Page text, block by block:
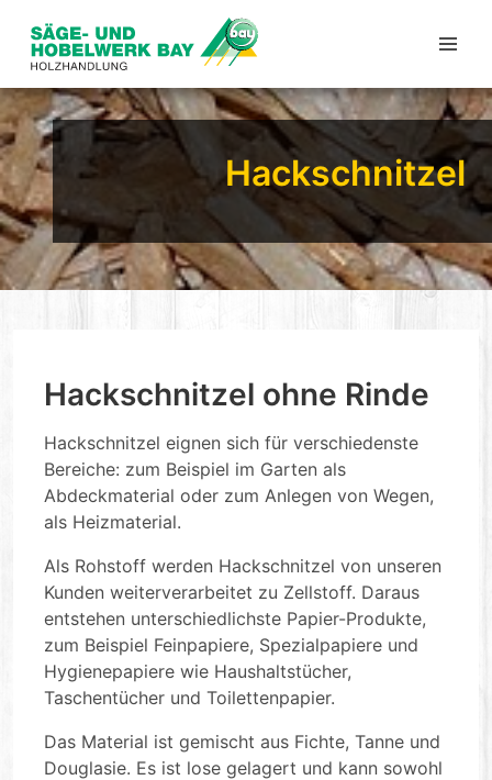
Hackschnitzel
Hackschnitzel ohne Rinde
Hackschnitzel eignen sich für verschiedenste
Bereiche: zum Beispiel im Garten als
Abdeckmaterial oder zum Anlegen von Wegen,
als Heizmaterial.
Als Rohstoff werden Hackschnitzel von unseren
Kunden weiterverarbeitet zu Zellstoff. Daraus
entstehen unterschiedlichste Papier-Produkte,
zum Beispiel Feinpapiere, Spezialpapiere und
Hygienepapiere wie Haushaltstücher,
Taschentücher und Toilettenpapier.
Das Material ist gemischt aus Fichte, Tanne und
Douglasie. Es ist lose gelagert und kann sowohl